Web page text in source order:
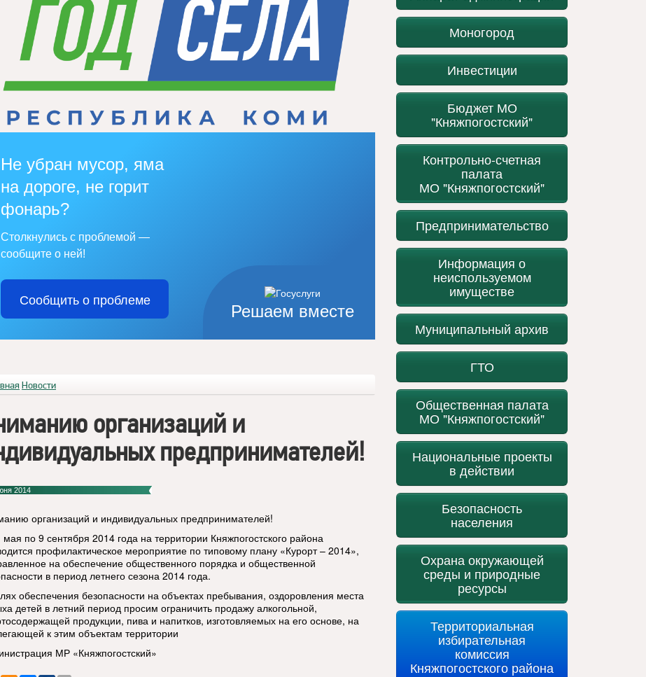
Решаем вместе
Не убран мусор, яма
на дороге, не горит
фонарь?
Столкнулись с проблемой —
сообщите о ней!
Сообщить о проблеме
Новости
организаций и
предпринимателей!
2014
организаций и индивидуальных предпринимателей!
по 9 сентября 2014 года на территории Княжпогостского района
профилактическое мероприятие по типовому плану «Курорт – 2014»,
на обеспечение общественного порядка и общественной
в период летнего сезона 2014 года.
обеспечения безопасности на объектах пребывания, оздоровления места
детей в летний период просим ограничить продажу алкогольной,
продукции, пива и напитков, изготовляемых на его основе, на
к этим объектам территории
МР «Княжпогостский»
Моногород
Инвестиции
Бюджет МО
"Княжпогостский"
Контрольно-счетная
палата
МО "Княжпогостский"
Предпринимательство
Информация о
неиспользуемом
имуществе
Муниципальный архив
ГТО
Общественная палата
МО "Княжпогостский"
Национальные проекты
в действии
Безопасность
населения
Охрана окружающей
среды и природные
ресурсы
Территориальная
избирательная
комиссия
Княжпогостского района